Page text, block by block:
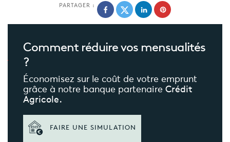
PARTAGER :
Comment réduirevos mensualités
?
Économisez sur le coût de votre emprunt
grâce à notre banque partenaire Crédit
Agricole.
FAIRE UNE SIMULATION